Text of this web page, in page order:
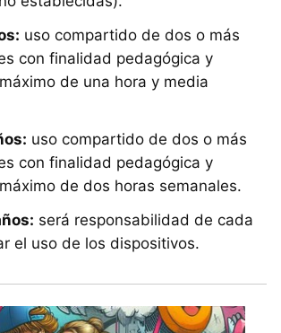
uso compartido de dos o más
con finalidad pedagógica y
de una hora y media
uso compartido de dos o más
con finalidad pedagógica y
de dos horas semanales.
será responsabilidad de cada
el uso de los dispositivos.